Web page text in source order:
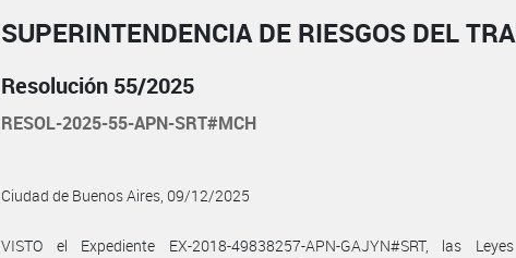
SUPERINTENDENCIA DE RIESGOS DEL
Resolución 55/2025
RESOL-2025-55-APN-SRT#MCH
Ciudad de Buenos Aires, 09/12/2025
VISTO el Expediente EX-2018-49838257-APN-GAJYN#SRT, las